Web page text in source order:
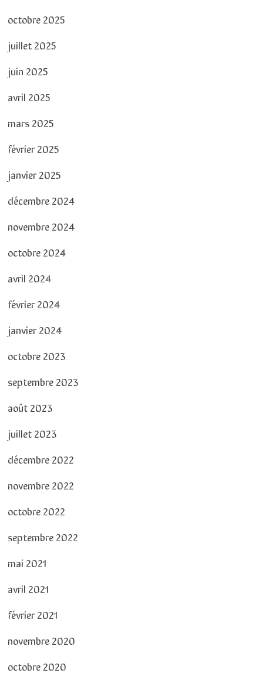
octobre 2025
juillet 2025
juin 2025
avril 2025
mars 2025
février 2025
janvier 2025
décembre 2024
novembre 2024
octobre 2024
avril 2024
février 2024
janvier 2024
octobre 2023
septembre 2023
août 2023
juillet 2023
décembre 2022
novembre 2022
octobre 2022
septembre 2022
mai 2021
avril 2021
février 2021
novembre 2020
octobre 2020